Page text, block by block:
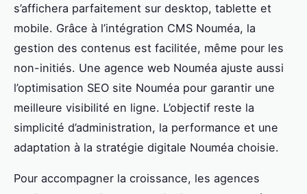
s’affichera parfaitement sur desktop, tablette et
mobile. Grâce à l’intégration CMS Nouméa, la
gestion des contenus est facilitée, même pour les
non-initiés. Une agence web Nouméa ajuste aussi
l’optimisation SEO site Nouméa pour garantir une
meilleure visibilité en ligne. L’objectif reste la
simplicité d’administration, la performance et une
adaptation à la stratégie digitale Nouméa choisie.
Pour accompagner la croissance, les agences